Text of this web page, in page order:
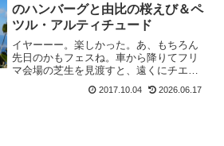
のハンバーグと由比の桜えび＆ペ
ツル・アルティチュード
イヤーーー。楽しかった。あ、もちろん
先日のかもフェスね。車から降りてフリ
マ会場の芝生を見渡すと、遠くにチエゾ
て駆け寄ってしゃべった後、しばらくし
2017.10.04 2026.06.17